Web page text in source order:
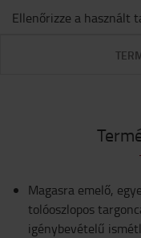
Ellenőrizze a használt
Magasra emelő,
tolóoszlopos
igénybevételű